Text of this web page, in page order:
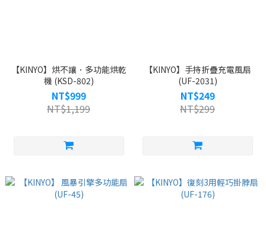
【KINYO】烘不讓．多功能烘乾
機 (KSD-802)
NT$999
NT$1,199
【KINYO】手持折疊充電風扇
(UF-2031)
NT$249
NT$299